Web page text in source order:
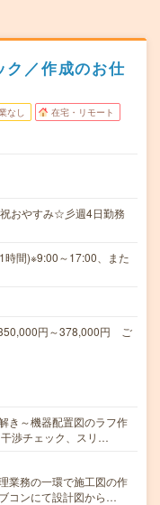
ク／作成のお仕
なし 在宅・リモート
おやすみ☆彡週4日勤務
間)※9:00～17:00、また
円～378,000円 ご
き～機器配置図のラフ作
渉チェック、スリ…
業務の一環で施工図の作
コンにて設計図から…